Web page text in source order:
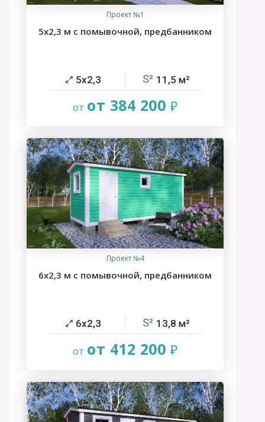
Проект №1
5х2,3 м с помывочной, предбанником
5х2,3 11,5
от 384 200
Проект №4
6х2,3 м с помывочной, предбанником
6х2,3 13,8
от 412 200